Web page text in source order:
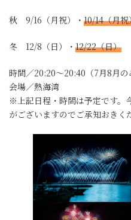
秋 9/16（月祝）・ 10/14（月祝
冬 12/8（日）・ 12/22（日）
時間／20:20～20:40（7月8月の
会場／熱海湾
※上記日程・時間は予定です。
がございますのでご承知おきく